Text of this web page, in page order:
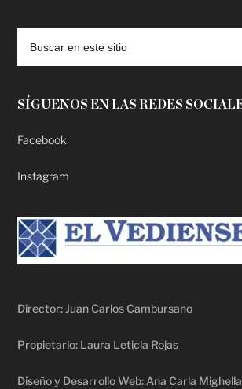
SÍGUENOS EN LAS REDES
Facebook
Instagram
Director: Juan Carlos Cambursano
Propietario: Laura Leticia Rojas
Diseño y Desarrollo Web: Ana Carla Mighella